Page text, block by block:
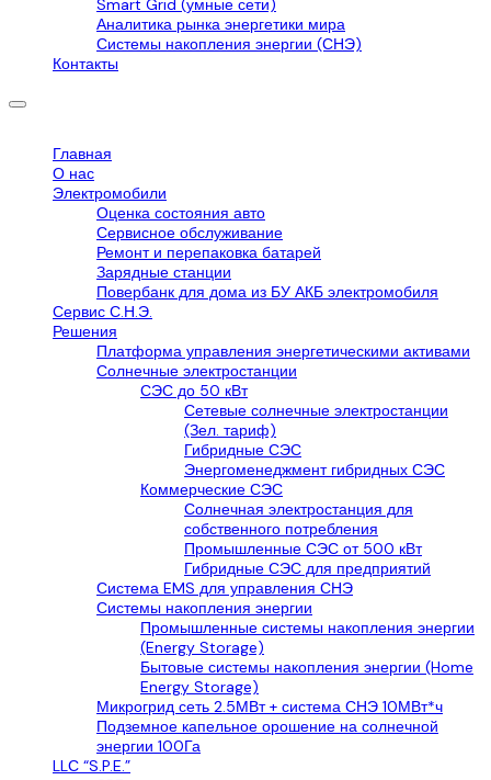
Smart Grid (умные сети)
Аналитика рынка энергетики мира
Системы накопления энергии (СНЭ)
Контакты
Главная
О нас
Электромобили
Оценка состояния авто
Сервисное обслуживание
Ремонт и перепаковка батарей
Зарядные станции
Повербанк для дома из БУ АКБ электромобиля
Сервис С.Н.Э.
Решения
Платформа управления энергетическими активами
Солнечные электростанции
СЭС до 50 кВт
Сетевые солнечные электростанции
(Зел. тариф)
Гибридные СЭС
Энергоменеджмент гибридных СЭС
Коммерческие СЭС
Солнечная электростанция для
собственного потребления
Промышленные СЭС от 500 кВт
Гибридные СЭС для предприятий
Система EMS для управления СНЭ
Системы накопления энергии
Промышленные системы накопления энергии
(Energy Storage)
Бытовые системы накопления энергии (Home
Energy Storage)
Микрогрид сеть 2.5МВт + система СНЭ 10МВт*ч
Подземное капельное орошение на солнечной
энергии 100Га
LLС “S.P.E.”